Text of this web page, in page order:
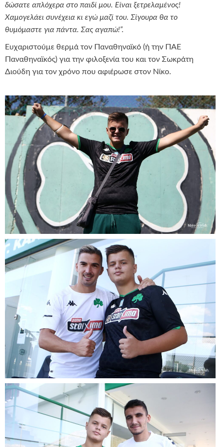
δώσατε απλόχερα στο παιδί μου. Είναι ξετρελαμένος!
Χαμογελάει συνέχεια κι εγώ μαζί του. Σίγουρα θα το
θυμόμαστε για πάντα. Σας αγαπώ!”.
Ευχαριστούμε θερμά τον Παναθηναϊκό (ή την ΠΑΕ
Παναθηναϊκός) για την φιλοξενία του και τον Σωκράτη
Διούδη για τον χρόνο που αφιέρωσε στον Νίκο.